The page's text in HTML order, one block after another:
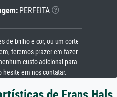
PERFEITA
de brilho e cor, ou um corte
teremos prazer em fazer
custo adicional para
hesite em nos contatar.